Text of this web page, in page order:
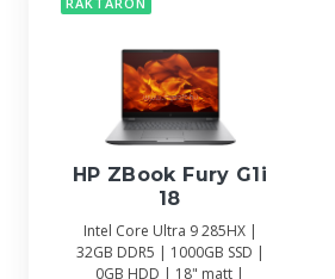
HP ZBook Fury G1i
18
Intel Core Ultra 9 285HX |
32GB DDR5 | 1000GB SSD |
0GB HDD | 18" matt |